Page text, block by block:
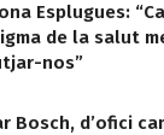
Esplugues:
de la salut
nos”
Bosch, d’ofici